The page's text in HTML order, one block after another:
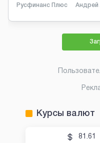
Русфинанс Плюс Андрей
Курсы валют
81.61